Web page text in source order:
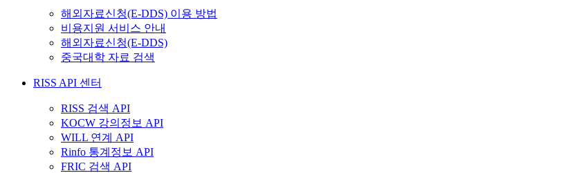
해외자료신청(E-DDS) 이용 방법
비용지원 서비스 안내
해외자료신청(E-DDS)
중국대학 자료 검색
RISS API 센터
RISS 검색 API
KOCW 강의정보 API
WILL 연계 API
Rinfo 통계정보 API
FRIC 검색 API